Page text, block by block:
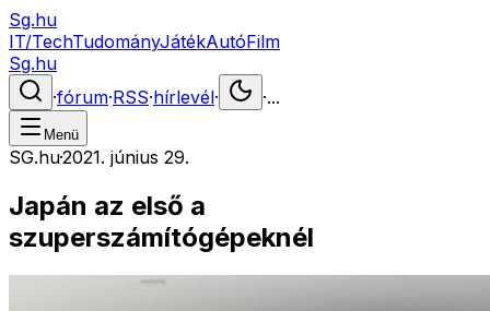
Sg.hu
IT/TechTudományJátékAutóFilm
Sg.hu
·fórum·RSS·hírlevél· ·...
Menü
SG.hu·2021. június 29.
Japán az első a
szuperszámítógépeknél